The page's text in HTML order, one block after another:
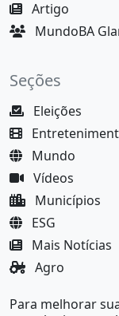
Artigo
MundoBA
Seções
Eleições
Mundo
Vídeos
Municípios
ESG
Mais Notícias
Agro
MundoBA
Para melhorar